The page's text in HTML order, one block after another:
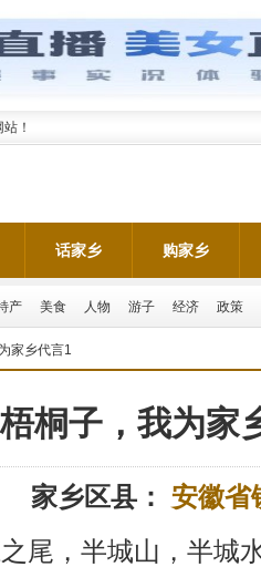
！
话家乡 购家乡
产 美食 人物 游子 经济 政策
家乡代言1
梧桐子，我为家
家乡区县： 安徽省
尾，半城山，半城